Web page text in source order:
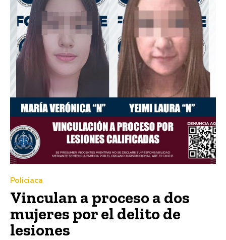
Policiaca
Vinculan a proceso a dos
mujeres por el delito de
lesiones